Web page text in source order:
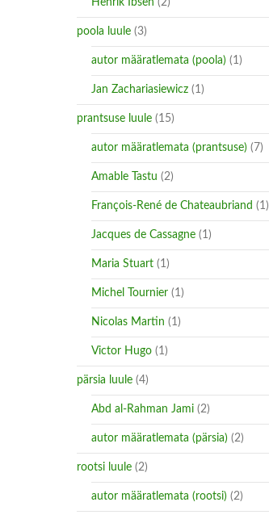
Henrik Ibsen (2)
poola luule (3)
autor määratlemata (poola) (1)
Jan Zachariasiewicz (1)
prantsuse luule (15)
autor määratlemata (prantsuse) (7)
Amable Tastu (2)
François-René de Chateaubriand (1)
Jacques de Cassagne (1)
Maria Stuart (1)
Michel Tournier (1)
Nicolas Martin (1)
Victor Hugo (1)
pärsia luule (4)
Abd al-Rahman Jami (2)
autor määratlemata (pärsia) (2)
rootsi luule (2)
autor määratlemata (rootsi) (2)